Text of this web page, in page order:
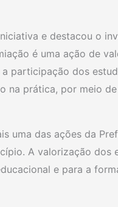
e destacou o
é uma ação de
participação dos
na prática, por meio
uma das ações da
A valorização dos
e para a